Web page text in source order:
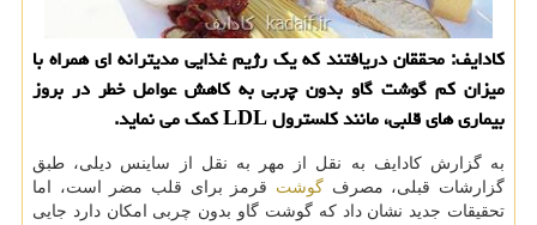
کادایف: محققان دریافتند که یک رژیم غذایی مدیترانه ای همراه با
میزان کم گوشت گاو بدون چربی به کاهش عوامل خطر در بروز
بیماری های قلبی، مانند کلسترول LDL کمک می نماید.
به گزارش کادایف به نقل از مهر به نقل از ساینس دیلی، طبق
گزارشات قبلی، مصرف گوشت قرمز برای قلب مضر است، اما
تحقیقات جدید نشان داد که گوشت گاو بدون چربی امکان دارد جایی